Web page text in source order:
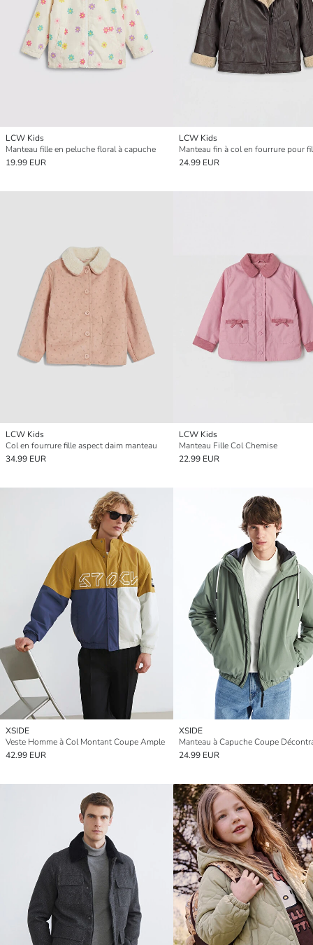
LCW Kids
Manteau fille en peluche floral à capuche
19.99 EUR
LCW Kids
Manteau fin à col en fourrure pour
24.99 EUR
LCW Kids
Col en fourrure fille aspect daim manteau
34.99 EUR
LCW Kids
Manteau Fille Col Chemise
22.99 EUR
XSIDE
Veste Homme à Col Montant Coupe Ample
42.99 EUR
XSIDE
24.99 EUR